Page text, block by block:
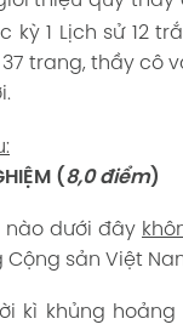
kỳ 1 Lịch sử 12
trang, thầy cô
( 8,0 điểm)
nào dưới đây
sản Việt
kì khủng